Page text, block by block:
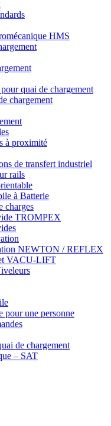
HMS
quai de chargement
chargement
à proximité
de transfert industriel
rails
à Batterie
charges
TROMPEX
NEWTON / REFLEX
VACU-LIFT
pour une personne
de chargement
– SAT